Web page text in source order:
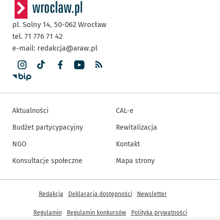
pl. Solny 14, 50-062 Wrocław
tel. 71 776 71 42
e-mail: redakcja@araw.pl
Aktualności
Budżet partycypacyjny
NGO
Konsultacje społeczne
CAL-e
Rewitalizacja
Kontakt
Mapa strony
Inne informacje
Redakcja Deklaracja dostępności Newsletter
Regulamin Regulamin konkursów Polityka prywatności